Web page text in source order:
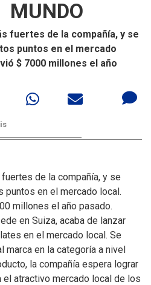
MUNDO
fuertes de la compañía, y se
puntos en el mercado
$ 7000 millones el año
de la compañía, y se
en el mercado local.
millones el año pasado.
en Suiza, acaba de lanzar
en el mercado local. Se
marca en la categoría a nivel
la compañía espera lograr
el atractivo mercado local de los